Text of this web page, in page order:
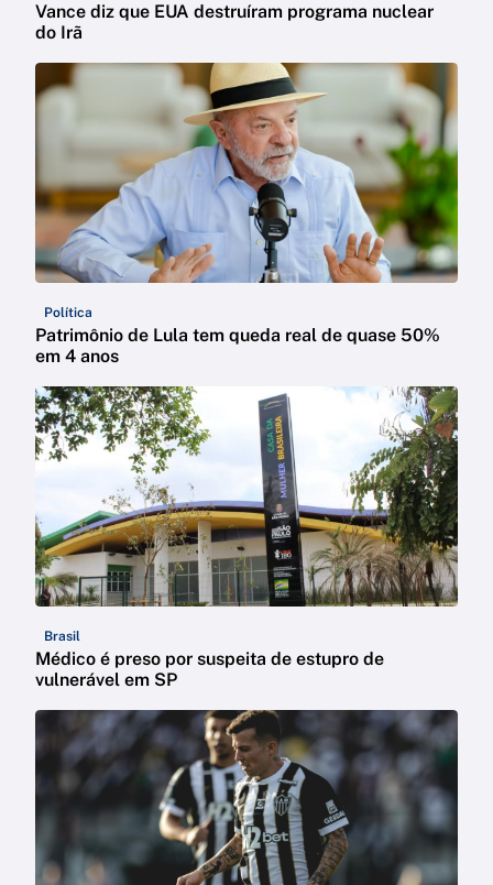
Vance diz que EUA destruíram programa nuclear
do Irã
Política
Patrimônio de Lula tem queda real de quase 50%
em 4 anos
Brasil
Médico é preso por suspeita de estupro de
vulnerável em SP